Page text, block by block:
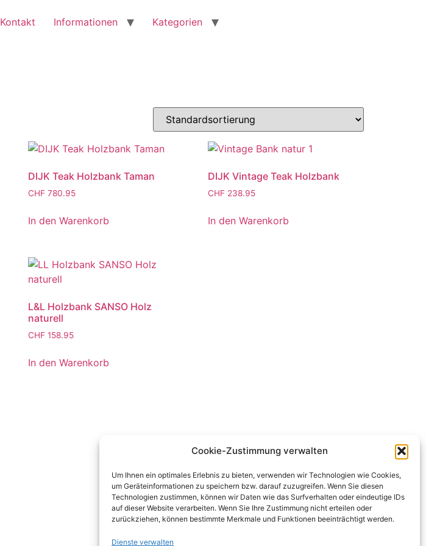
Cookie-Zustimmung verwalten
Um Ihnen ein optimales Erlebnis zu bieten, verwenden wir Technologien wie Cookies,
um Geräteinformationen zu speichern bzw. darauf zuzugreifen. Wenn Sie diesen
Technologien zustimmen, können wir Daten wie das Surfverhalten oder eindeutige IDs
auf dieser Website verarbeiten. Wenn Sie Ihre Zustimmung nicht erteilen oder
zurückziehen, können bestimmte Merkmale und Funktionen beeinträchtigt werden.
Dienste verwalten
Kontakt Informationen Kategorien
DIJK Teak Holzbank Taman
CHF 780.95
In den Warenkorb
DIJK Vintage Teak Holzbank
CHF 238.95
In den Warenkorb
L&L Holzbank SANSO Holz
naturell
CHF 158.95
In den Warenkorb